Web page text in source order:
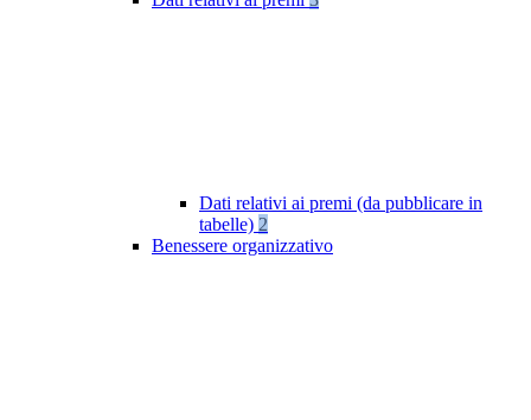
Dati relativi ai premi (da pubblicare in
tabelle) 2
Benessere organizzativo